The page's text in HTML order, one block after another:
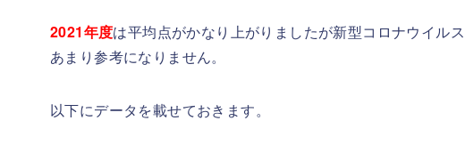
2021年度は平均点がかなり上がりましたが新型コロナウイル
あまり参考になりません。
以下にデータを載せておきます。